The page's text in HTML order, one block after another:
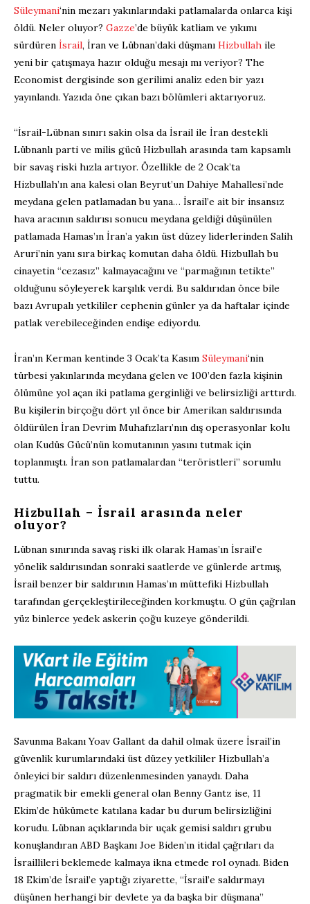
Süleymani‘nin mezarı yakınlarındaki patlamalarda onlarca kişi
öldü. Neler oluyor? Gazze’de büyük katliam ve yıkımı
sürdüren İsrail, İran ve Lübnan’daki düşmanı Hizbullah ile
yeni bir çatışmaya hazır olduğu mesajı mı veriyor? The
Economist dergisinde son gerilimi analiz eden bir yazı
yayınlandı. Yazıda öne çıkan bazı bölümleri aktarıyoruz.
“İsrail-Lübnan sınırı sakin olsa da İsrail ile İran destekli
Lübnanlı parti ve milis gücü Hizbullah arasında tam kapsamlı
bir savaş riski hızla artıyor. Özellikle de 2 Ocak’ta
Hizbullah’ın ana kalesi olan Beyrut’un Dahiye Mahallesi’nde
meydana gelen patlamadan bu yana… İsrail’e ait bir insansız
hava aracının saldırısı sonucu meydana geldiği düşünülen
patlamada Hamas’ın İran’a yakın üst düzey liderlerinden Salih
Aruri’nin yanı sıra birkaç komutan daha öldü. Hizbullah bu
cinayetin “cezasız” kalmayacağını ve “parmağının tetikte”
olduğunu söyleyerek karşılık verdi. Bu saldırıdan önce bile
bazı Avrupalı yetkililer cephenin günler ya da haftalar içinde
patlak verebileceğinden endişe ediyordu.
İran’ın Kerman kentinde 3 Ocak’ta Kasım Süleymani‘nin
türbesi yakınlarında meydana gelen ve 100’den fazla kişinin
ölümüne yol açan iki patlama gerginliği ve belirsizliği arttırdı.
Bu kişilerin birçoğu dört yıl önce bir Amerikan saldırısında
öldürülen İran Devrim Muhafızları’nın dış operasyonlar kolu
olan Kudüs Gücü’nün komutanının yasını tutmak için
toplanmıştı. İran son patlamalardan “teröristleri” sorumlu
tuttu.
Hizbullah – İsrail arasında neler
oluyor?
Lübnan sınırında savaş riski ilk olarak Hamas’ın İsrail’e
yönelik saldırısından sonraki saatlerde ve günlerde artmış,
İsrail benzer bir saldırının Hamas’ın müttefiki Hizbullah
tarafından gerçekleştirileceğinden korkmuştu. O gün çağrılan
yüz binlerce yedek askerin çoğu kuzeye gönderildi.
Savunma Bakanı Yoav Gallant da dahil olmak üzere İsrail’in
güvenlik kurumlarındaki üst düzey yetkililer Hizbullah’a
önleyici bir saldırı düzenlenmesinden yanaydı. Daha
pragmatik bir emekli general olan Benny Gantz ise, 11
Ekim’de hükümete katılana kadar bu durum belirsizliğini
korudu. Lübnan açıklarında bir uçak gemisi saldırı grubu
konuşlandıran ABD Başkanı Joe Biden’ın itidal çağrıları da
İsraillileri beklemede kalmaya ikna etmede rol oynadı. Biden
18 Ekim’de İsrail’e yaptığı ziyarette, “İsrail’e saldırmayı
düşünen herhangi bir devlete ya da başka bir düşmana”